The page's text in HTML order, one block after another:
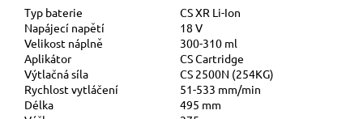
Typ baterie
CS XR Li-Ion
Napájecí napětí
18 V
Velikost náplně
300-310 ml
Aplikátor
CS Cartridge
Výtlačná síla
CS 2500N (254KG)
Rychlost vytláčení
51-533 mm/min
Délka
495 mm